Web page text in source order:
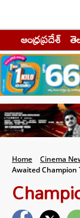
ఆంధ్రప్రదేశ్
Home Cinema
Awaited Champion